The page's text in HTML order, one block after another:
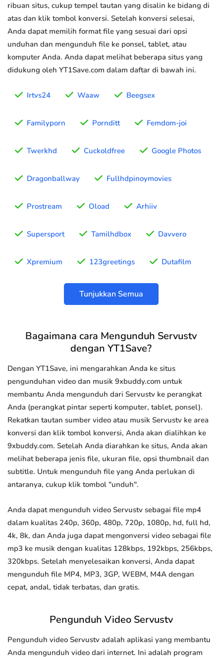
ribuan situs, cukup tempel tautan yang disalin ke bidang di
atas dan klik tombol konversi. Setelah konversi selesai,
Anda dapat memilih format file yang sesuai dari opsi
unduhan dan mengunduh file ke ponsel, tablet, atau
komputer Anda. Anda dapat melihat beberapa situs yang
didukung oleh YT1Save.com dalam daftar di bawah ini.
Irtvs24 Waaw Beegsex
Familyporn Pornditt Femdom-joi
Twerkhd Cuckoldfree Google Photos
Dragonballway Fullhdpinoymovies
Prostream Oload Arhiiv
Supersport Tamilhdbox Davvero
Xpremium 123greetings Dutafilm
Tunjukkan Semua
Bagaimana cara Mengunduh Servustv
dengan YT1Save?
Dengan YT1Save, ini mengarahkan Anda ke situs
pengunduhan video dan musik 9xbuddy.com untuk
membantu Anda mengunduh dari Servustv ke perangkat
Anda (perangkat pintar seperti komputer, tablet, ponsel).
Rekatkan tautan sumber video atau musik Servustv ke area
konversi dan klik tombol konversi, Anda akan dialihkan ke
9xbuddy.com. Setelah Anda diarahkan ke situs, Anda akan
melihat beberapa jenis file, ukuran file, opsi thumbnail dan
subtitle. Untuk mengunduh file yang Anda perlukan di
antaranya, cukup klik tombol "unduh".
Anda dapat mengunduh video Servustv sebagai file mp4
dalam kualitas 240p, 360p, 480p, 720p, 1080p, hd, full hd,
4k, 8k, dan Anda juga dapat mengonversi video sebagai file
mp3 ke musik dengan kualitas 128kbps, 192kbps, 256kbps,
320kbps. Setelah menyelesaikan konversi, Anda dapat
mengunduh file MP4, MP3, 3GP, WEBM, M4A dengan
cepat, andal, tidak terbatas, dan gratis.
Pengunduh Video Servustv
Pengunduh video Servustv adalah aplikasi yang membantu
Anda mengunduh video dari internet. Ini adalah program